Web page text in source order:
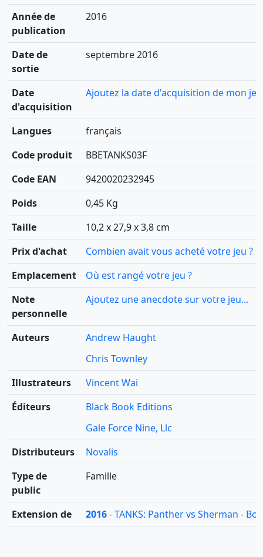
Année de
publication
2016
Date de
sortie
septembre 2016
Date
d'acquisition
Ajoutez la date d'acquisition de mon jeu
Langues
français
Code produit
BBETANKS03F
Code EAN
9420020232945
Poids
0,45 Kg
Taille
10,2 x 27,9 x 3,8 cm
Prix d'achat
Combien avait vous acheté votre jeu ?
Emplacement
Où est rangé votre jeu ?
Note
personnelle
Ajoutez une anecdote sur votre jeu...
Auteurs
Andrew Haught
Chris Townley
Illustrateurs
Vincent Wai
Éditeurs
Black Book Editions
Gale Force Nine, Llc
Distributeurs
Novalis
Type de
public
Famille
Extension de 2016- TANKS: Panther vs Sherman -